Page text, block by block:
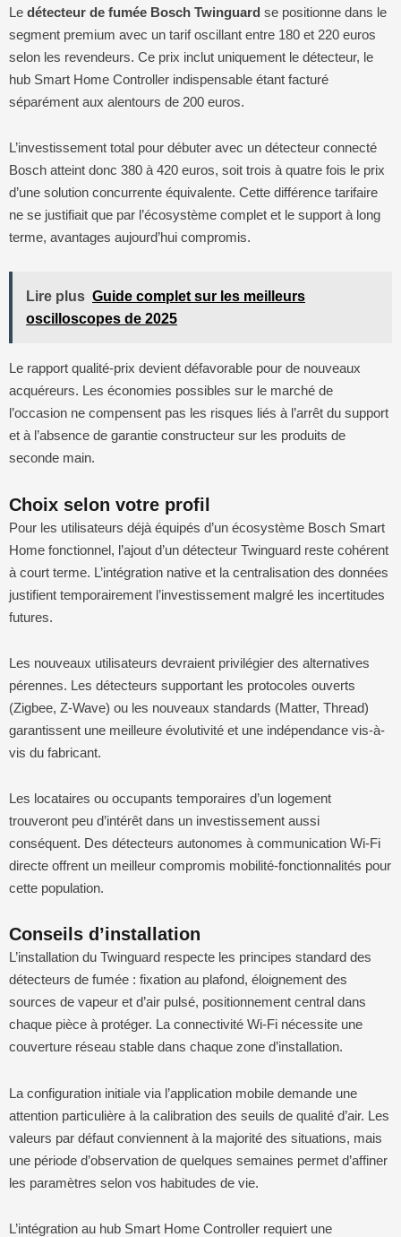
Le détecteur de fumée Bosch Twinguard se positionne dans le
segment premium avec un tarif oscillant entre 180 et 220 euros
selon les revendeurs. Ce prix inclut uniquement le détecteur, le
hub Smart Home Controller indispensable étant facturé
séparément aux alentours de 200 euros.
L’investissement total pour débuter avec un détecteur connecté
Bosch atteint donc 380 à 420 euros, soit trois à quatre fois le prix
d’une solution concurrente équivalente. Cette différence tarifaire
ne se justifiait que par l’écosystème complet et le support à long
terme, avantages aujourd’hui compromis.
Lire plus Guide complet sur les meilleurs
oscilloscopes de 2025
Le rapport qualité-prix devient défavorable pour de nouveaux
acquéreurs. Les économies possibles sur le marché de
l’occasion ne compensent pas les risques liés à l’arrêt du support
et à l’absence de garantie constructeur sur les produits de
seconde main.
Choix selon votre profil
Pour les utilisateurs déjà équipés d’un écosystème Bosch Smart
Home fonctionnel, l’ajout d’un détecteur Twinguard reste cohérent
à court terme. L’intégration native et la centralisation des données
justifient temporairement l’investissement malgré les incertitudes
futures.
Les nouveaux utilisateurs devraient privilégier des alternatives
pérennes. Les détecteurs supportant les protocoles ouverts
(Zigbee, Z-Wave) ou les nouveaux standards (Matter, Thread)
garantissent une meilleure évolutivité et une indépendance vis-à-
vis du fabricant.
Les locataires ou occupants temporaires d’un logement
trouveront peu d’intérêt dans un investissement aussi
conséquent. Des détecteurs autonomes à communication Wi-Fi
directe offrent un meilleur compromis mobilité-fonctionnalités pour
cette population.
Conseils d’installation
L’installation du Twinguard respecte les principes standard des
détecteurs de fumée : fixation au plafond, éloignement des
sources de vapeur et d’air pulsé, positionnement central dans
chaque pièce à protéger. La connectivité Wi-Fi nécessite une
couverture réseau stable dans chaque zone d’installation.
La configuration initiale via l’application mobile demande une
attention particulière à la calibration des seuils de qualité d’air. Les
valeurs par défaut conviennent à la majorité des situations, mais
une période d’observation de quelques semaines permet d’affiner
les paramètres selon vos habitudes de vie.
L’intégration au hub Smart Home Controller requiert une